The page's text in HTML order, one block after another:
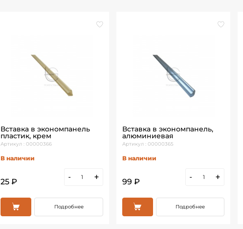
Вставка в экономпанель
пластик, крем
Артикул : 00000366
В наличии
25 ₽
- +
Подробнее
Вставка в экономпанель,
алюминиевая
Артикул : 00000365
В наличии
99 ₽
- +
Подробнее